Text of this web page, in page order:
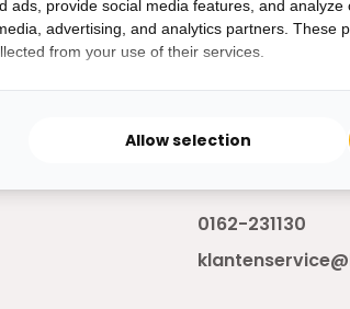
Heb je een
Bereikbaar van
0162-231130
ads, provide social media features, and
advertising, and analytics partners. These
from your use of their services.
Allow selection